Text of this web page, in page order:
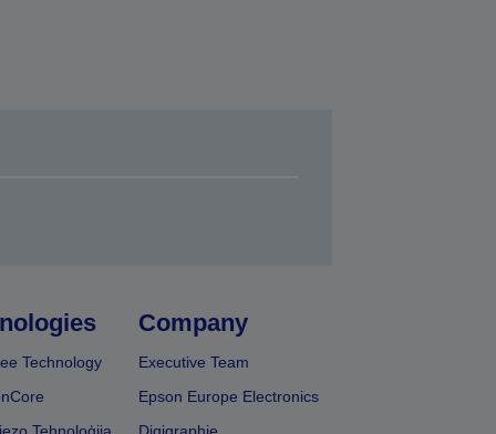
Technology
Company
Executive Team
Epson Europe Electronics